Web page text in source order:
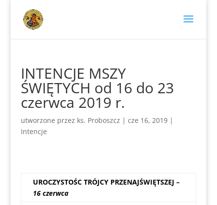
INTENCJE MSZY
ŚWIĘTYCH od 16 do 23
czerwca 2019 r.
utworzone przez ks. Proboszcz | cze 16, 2019|
Intencje
UROCZYSTOŚC TRÓJCY PRZENAJŚWIĘTSZEJ –
16 czerwca